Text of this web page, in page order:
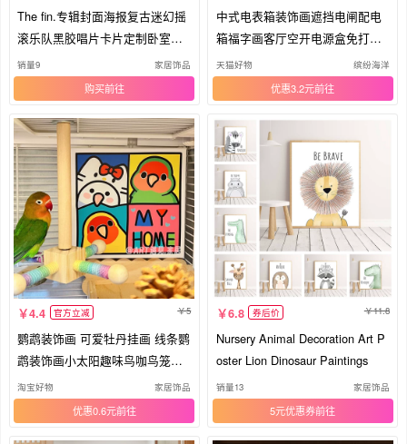
The fin.专辑封面海报复古迷幻摇
滚乐队黑胶唱片卡片定制卧室装
饰
销量9 家居饰品
购买
中式电表箱装饰画遮挡电闸配电
箱福字画客厅空开电源盒免打孔
挂画
天猫好物 缤纷海洋
优惠3.2元
4.4 官方立减 5
鹦鹉装饰画 可爱牡丹挂画 线条鹦
鹉装饰画小太阳趣味鸟咖鸟笼挂
画
淘宝好物 家居饰品
优惠0.6元
6.8 券后价 11.8
Nursery Animal Decoration Art P
oster Lion Dinosaur Paintings
销量13 家居饰品
5元优惠券